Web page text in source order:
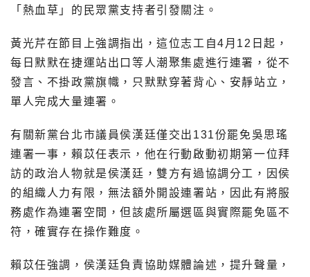
「熱血草」的民眾黨支持者引發關注。
黃光芹在節目上強調指出，這位志工自4月12日起，
每日默默在捷運站出口等人潮聚集處進行連署，從不
發言、不掛政黨旗幟，只默默穿著背心、安靜站立，
單人完成大量連署。
有關新黨台北市議員侯漢廷僅交出131份罷免吳思瑤
連署一事，賴苡任表示，他在行動啟動初期第一位拜
訪的政治人物就是侯漢廷，雙方有過協調分工，因侯
的組織人力有限，無法額外開設連署站，因此有將服
務處作為連署空間，但該處所屬選區與實際罷免區不
符，確實存在操作難度。
賴苡任強調，侯漢廷負責協助媒體論述，提升聲量，